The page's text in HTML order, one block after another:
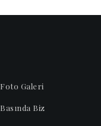
Foto Galeri
Basında Biz